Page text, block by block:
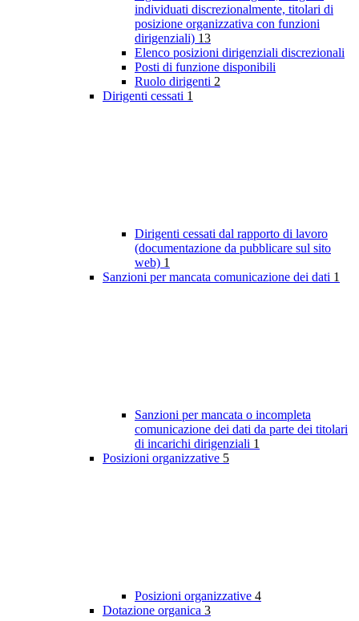
individuati discrezionalmente, titolari di
posizione organizzativa con funzioni
dirigenziali) 13
Elenco posizioni dirigenziali discrezionali
Posti di funzione disponibili
Ruolo dirigenti 2
Dirigenti cessati 1
Dirigenti cessati dal rapporto di lavoro
(documentazione da pubblicare sul sito
web) 1
Sanzioni per mancata comunicazione dei dati 1
Sanzioni per mancata o incompleta
comunicazione dei dati da parte dei titolari
di incarichi dirigenziali 1
Posizioni organizzative 5
Posizioni organizzative 4
Dotazione organica 3